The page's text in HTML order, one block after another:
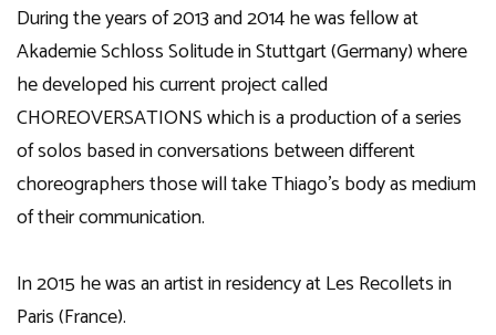
During the years of 2013 and 2014 he was fellow at
Akademie Schloss Solitude in Stuttgart (Germany) where
he developed his current project called
CHOREOVERSATIONS which is a production of a series
of solos based in conversations between different
choreographers those will take Thiago’s body as medium
of their communication.
In 2015 he was an artist in residency at Les Recollets in
Paris (France).